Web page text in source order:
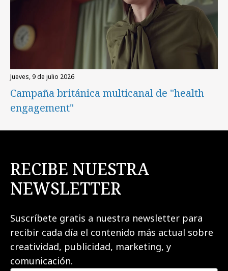
jueves, 9 de julio 2026
Campaña británica multicanal de "health
engagement"
RECIBE NUESTRA
NEWSLETTER
Suscríbete gratis a nuestra newsletter para
recibir cada día el contenido más actual sobre
creatividad, publicidad, marketing, y
comunicación.